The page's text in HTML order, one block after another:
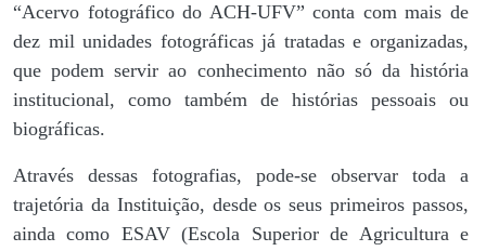
“Acervo fotográfico do ACH-UFV” conta com mais de
dez mil unidades fotográficas já tratadas e organizadas,
que podem servir ao conhecimento não só da história
institucional, como também de histórias pessoais ou
biográficas.
Através dessas fotografias, pode-se observar toda a
trajetória da Instituição, desde os seus primeiros passos,
ainda como ESAV (Escola Superior de Agricultura e